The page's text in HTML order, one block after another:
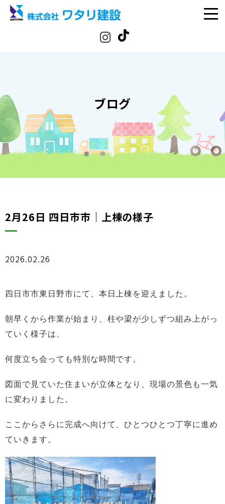
ブログ
2月26日 四日市市｜上棟の様子
2026.02.26
四日市市東日野市にて、本日上棟を迎えました。
朝早くから作業が始まり、 柱や梁が少しずつ組み上がっ
ていく様子は、
何度立ち会っても特別な時間です。
図面で見ていた住まいが立体となり、現場の景色も一気
に変わりました。
ここからさらに完成へ向けて、 ひとつひとつ丁寧に進め
ていきます。